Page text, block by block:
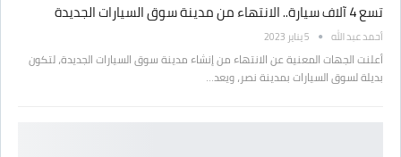
تسع 4 آلاف سيارة.. الانتهاء من مدينة سوق السيارات الجديدة
أحمد عبد الله 5 يناير 2023
أعلنت الجهات المعنية عن الانتهاء من إنشاء مدينة سوق السيارات الجديدة، لتكون
بديلة لسوق السيارات بمدينة نصر، ويعد…